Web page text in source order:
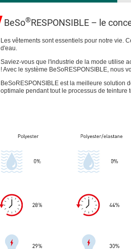
BeSo®RESPONSIBLE – le
Les vêtements sont essentiels pour notre vie.
d'eau.
Saviez-vous que l'industrie de la mode utilise
! Avec le système BeSoRESPONSIBLE, nous
BeSoRESPONSIBLE est la meilleure solution
optimale pendant tout le processus de